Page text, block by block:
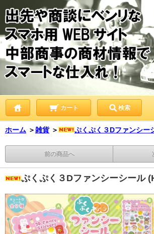
カート 検索
ホーム ＞雑貨 ＞ ぷくぷく３Dファンシー
前の商品へ
ぷくぷく３Dファンシーシール